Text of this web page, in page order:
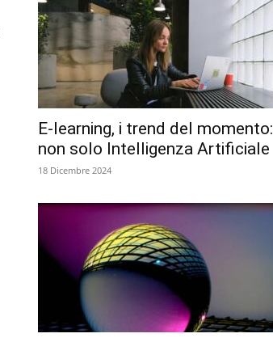
E-learning, i trend del momento:
non solo Intelligenza Artificiale
18 Dicembre 2024